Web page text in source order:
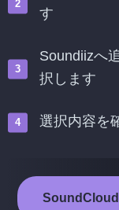
す
Soundiizへ
択します
選択内容を
SoundCloud